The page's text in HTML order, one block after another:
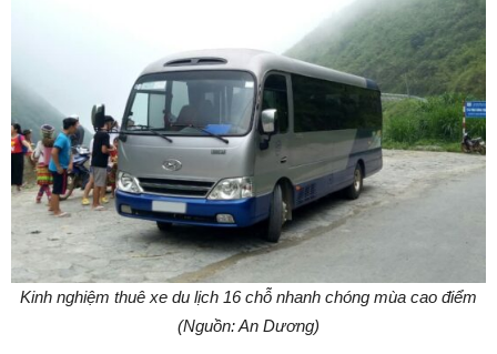
Kinh nghiệm thuê xe du lịch 16 chỗ nhanh chóng mùa cao điểm
(Nguồn: An Dương)